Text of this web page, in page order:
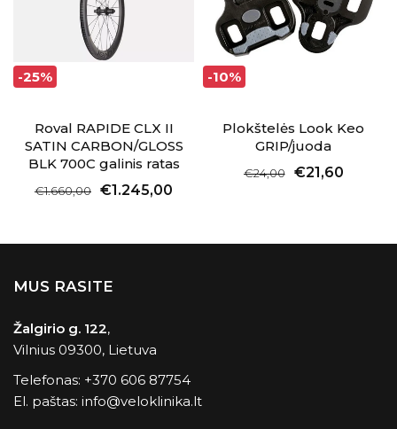
-25%
Roval RAPIDE CLX II
SATIN CARBON/GLOSS
BLK 700C galinis ratas
€1.660,00 €1.245,00
-10%
Plokštelės Look Keo
GRIP/juoda
€24,00 €21,60
MUS RASITE
Žalgirio g. 122,
Vilnius 09300, Lietuva
Telefonas: +370 606 87754
El. paštas: info@veloklinika.lt